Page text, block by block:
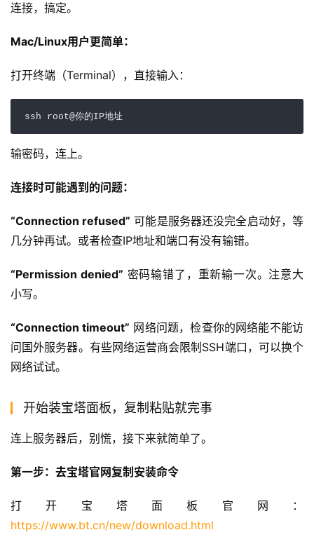
连接，搞定。
Mac/Linux用户更简单：
打开终端（Terminal），直接输入：
输密码，连上。
连接时可能遇到的问题：
“Connection refused” 可能是服务器还没完全启动好，等
几分钟再试。或者检查IP地址和端口有没有输错。
“Permission denied” 密码输错了，重新输一次。注意大
小写。
“Connection timeout” 网络问题，检查你的网络能不能访
问国外服务器。有些网络运营商会限制SSH端口，可以换个
网络试试。
开始装宝塔面板，复制粘贴就完事
连上服务器后，别慌，接下来就简单了。
第一步：去宝塔官网复制安装命令
打开宝塔面板官网：
https://www.bt.cn/new/download.html